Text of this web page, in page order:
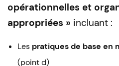
opérationnelles et
appropriées » incluant :
Les pratiques de base en
(point d)